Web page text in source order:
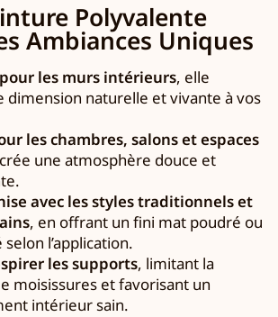
Polyvalente
Ambiances Uniques
les murs intérieurs, elle
dimension naturelle et vivante à vos
les chambres, salons et espaces
une atmosphère douce et
avec les styles traditionnels et
, en offrant un fini mat poudré ou
l’application.
les supports, limitant la
moisissures et favorisant un
intérieur sain.